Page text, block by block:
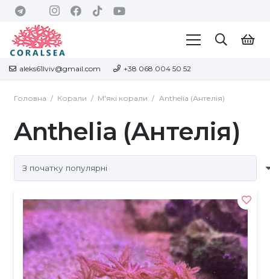
aleks61lviv@gmail.com +38 068 004 50 52
Головна / Корали / М'які корали / Anthelia (Антелія)
Anthelia (Антелія)